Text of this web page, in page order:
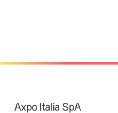
Axpo Italia SpA